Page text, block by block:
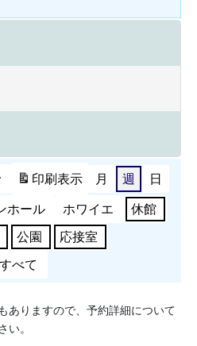
印刷表示 月 週 日
ホール ホワイエ 休館
公園 応接室
すべて
ありますので、予約詳細について
い。